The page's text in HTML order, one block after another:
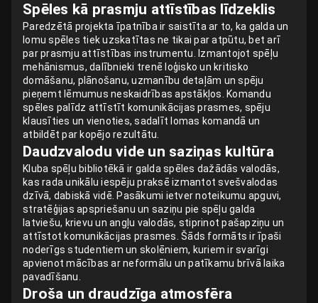
Spēles kā prasmju attīstības līdzeklis
Paredzētā projekta īpatnība ir saistīta ar to, ka galda un
lomu spēles tiek uzskatītas ne tikai par atpūtu, bet arī
par prasmju attīstības instrumentu. Izmantojot spēļu
mehānismus, dalībnieki trenē loģisko un kritisko
domāšanu, plānošanu, uzmanību detaļām un spēju
pieņemt lēmumus neskaidrības apstākļos. Komandu
spēles palīdz attīstīt komunikācijas prasmes, spēju
klausīties un vienoties, sadalīt lomas komandā un
atbildēt par kopējo rezultātu.
Daudzvalodu vide un saziņas kultūra
Kluba spēļu bibliotēkā ir galda spēles dažādās valodās,
kas rada unikālu iespēju praksē izmantot svešvalodas
dzīvā, dabiskā vidē. Pasākumi ietver noteikumu apguvi,
stratēģijas apspriešanu un saziņu pie spēļu galda
latviešu, krievu un angļu valodās, stiprinot pašapziņu un
attīstot komunikācijas prasmes. Šāds formāts ir īpaši
noderīgs studentiem un skolēniem, kuriem ir svarīgi
apvienot mācības ar neformālu un patīkamu brīvā laika
pavadīšanu.
Droša un draudzīga atmosfēra